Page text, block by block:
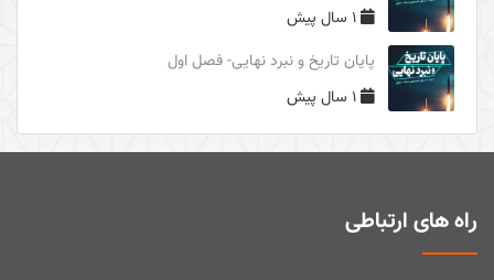
دوری از مرگ جاهلیت
سال1395
سال 1394
زیارت و توسل
1 سال پیش
پایان تاریخ و نبرد نهایی- فصل اول
1 سال پیش
راه های ارتباطی